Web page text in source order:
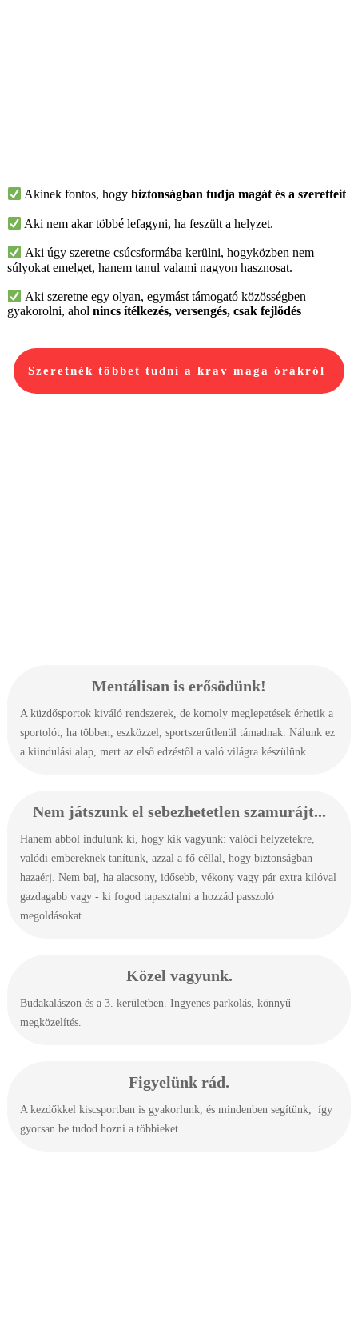
Akinek fontos, hogybiztonságban tudja magát és a szeretteit
Aki nem akar többé lefagyni, ha feszült a helyzet.
Aki úgy szeretne csúcsformába kerülni, hogyközben nem
súlyokat emelget, hanem tanul valami nagyon hasznosat.
Aki szeretne egy olyan, egymást támogató közösségben
gyakorolni, ahol nincs ítélkezés, versengés, csak fejlődés
Szeretnék többet tudni a krav maga órákról
Mentálisan is erősödünk!
A küzdősportok kiváló rendszerek, de komoly meglepetések érhetik a
sportolót, ha többen, eszközzel, sportszerűtlenül támadnak. Nálunk ez
a kiindulási alap, mert az első edzéstől a való világra készülünk.
Nem játszunk el sebezhetetlen szamurájt...
Hanem abból indulunk ki, hogy kik vagyunk: valódi helyzetekre,
valódi embereknek tanítunk, azzal a fő céllal, hogy biztonságban
hazaérj. Nem baj, ha alacsony, idősebb, vékony vagy pár extra kilóval
gazdagabb vagy - ki fogod tapasztalni a hozzád passzoló
megoldásokat.
Közel vagyunk.
Budakalászon és a 3. kerületben. Ingyenes parkolás, könnyű
megközelítés.
Figyelünk rád.
A kezdőkkel kiscsportban is gyakorlunk, és mindenben segítünk, így
gyorsan be tudod hozni a többieket.